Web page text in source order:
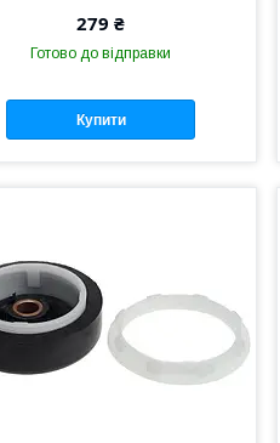
279 ₴
Готово до відправки
Купити